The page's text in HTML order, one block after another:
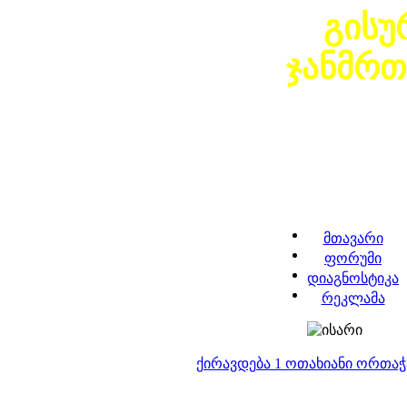
მთავარი
ფორუმი
დიაგნოსტიკა
რეკლამა
ქირავდება 1 ოთახიანი